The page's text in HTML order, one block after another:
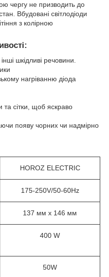
чергу не призводить до
Вбудовані світлодіоди
з колірною
шкідливі речовини.
нагріванню діода
та сітки, щоб яскраво
появу чорних чи надмірно
HOROZ ELECTRIC
175-250V/50-60Hz
137 мм x 146 мм
400 W
50W